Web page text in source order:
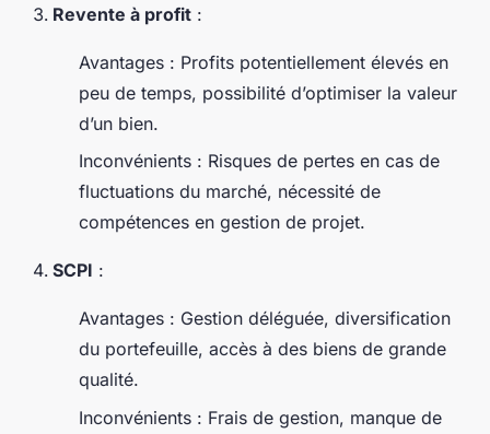
Revente à profit :
Avantages : Profits potentiellement élevés en
peu de temps, possibilité d’optimiser la valeur
d’un bien.
Inconvénients : Risques de pertes en cas de
fluctuations du marché, nécessité de
compétences en gestion de projet.
SCPI :
Avantages : Gestion déléguée, diversification
du portefeuille, accès à des biens de grande
qualité.
Inconvénients : Frais de gestion, manque de